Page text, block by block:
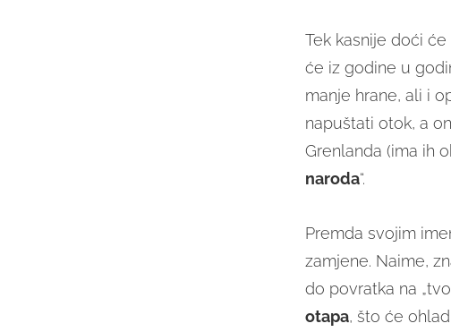
Tek kasnije doći
će iz godine u
manje hrane, ali i
napuštati otok, a
Grenlanda (ima ih
naroda“.
Premda svojim
zamjene. Naime,
do povratka na
otapa, što će